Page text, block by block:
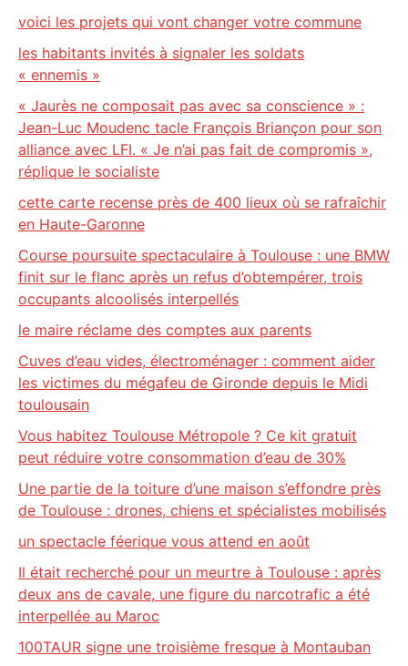
voici les projets qui vont changer votre commune
les habitants invités à signaler les soldats
« ennemis »
« Jaurès ne composait pas avec sa conscience » :
Jean-Luc Moudenc tacle François Briançon pour son
alliance avec LFI. « Je n’ai pas fait de compromis »,
réplique le socialiste
cette carte recense près de 400 lieux où se rafraîchir
en Haute-Garonne
Course poursuite spectaculaire à Toulouse : une BMW
finit sur le flanc après un refus d’obtempérer, trois
occupants alcoolisés interpellés
le maire réclame des comptes aux parents
Cuves d’eau vides, électroménager : comment aider
les victimes du mégafeu de Gironde depuis le Midi
toulousain
Vous habitez Toulouse Métropole ? Ce kit gratuit
peut réduire votre consommation d’eau de 30%
Une partie de la toiture d’une maison s’effondre près
de Toulouse : drones, chiens et spécialistes mobilisés
un spectacle féerique vous attend en août
Il était recherché pour un meurtre à Toulouse : après
deux ans de cavale, une figure du narcotrafic a été
interpellée au Maroc
100TAUR signe une troisième fresque à Montauban